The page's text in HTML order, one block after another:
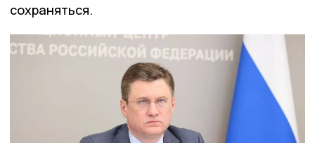
сохраняться.